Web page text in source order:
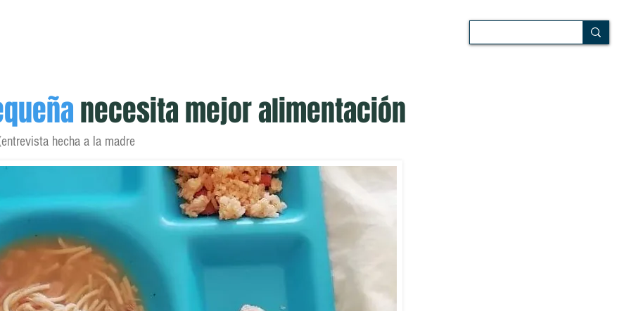
necesita mejor alimentación
hecha a la madre